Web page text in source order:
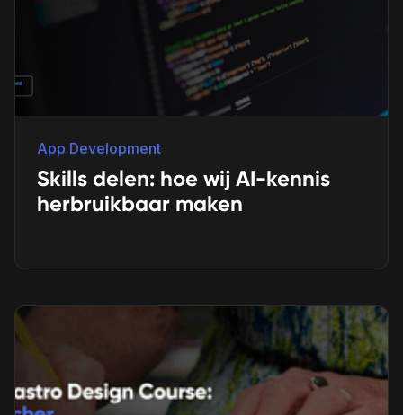
App Development
Skills delen: hoe wij AI-kennis
herbruikbaar maken